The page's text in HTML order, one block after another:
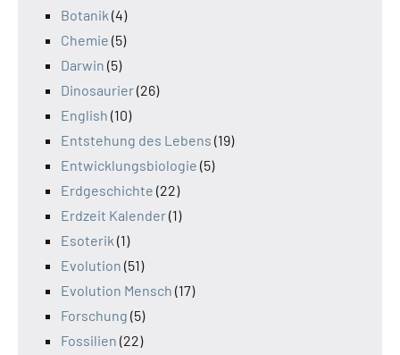
Botanik (4)
Chemie (5)
Darwin (5)
Dinosaurier(26)
English (10)
Entstehung des Lebens (19)
Entwicklungsbiologie (5)
Erdgeschichte (22)
Erdzeit Kalender(1)
Esoterik (1)
Evolution (51)
Evolution Mensch (17)
Forschung (5)
Fossilien (22)